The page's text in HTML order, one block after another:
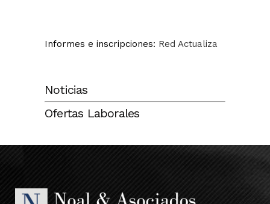
Informes e inscripciones: Red Actualiza
Noticias
Ofertas Laborales